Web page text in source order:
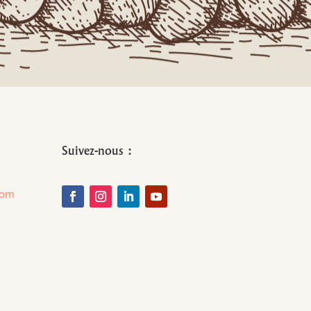
Suivez-nous :